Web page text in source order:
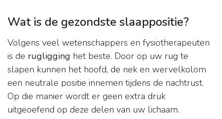
Wat is de gezondste slaappositie?
Volgens veel wetenschappers en fysiotherapeuten
is de rugligging het beste. Door op uw rug te
slapen kunnen het hoofd, de nek en wervelkolom
een neutrale positie innemen tijdens de nachtrust.
Op die manier wordt er geen extra druk
uitgeoefend op deze delen van uw lichaam.